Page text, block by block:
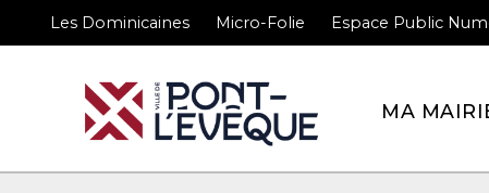
Les Dominicaines Micro-Folie Espace Public
MA